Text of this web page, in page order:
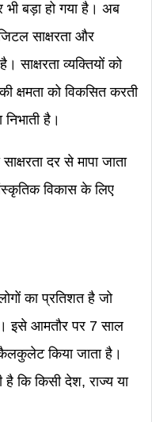
बड़ा हो गया है। अब
साक्षरता और
साक्षरता व्यक्तियों को
क्षमता को विकसित करती
है।
दर से मापा जाता
विकास के लिए
का प्रतिशत है जो
इसे आमतौर पर 7 साल
किया जाता है।
है कि किसी देश, राज्य या